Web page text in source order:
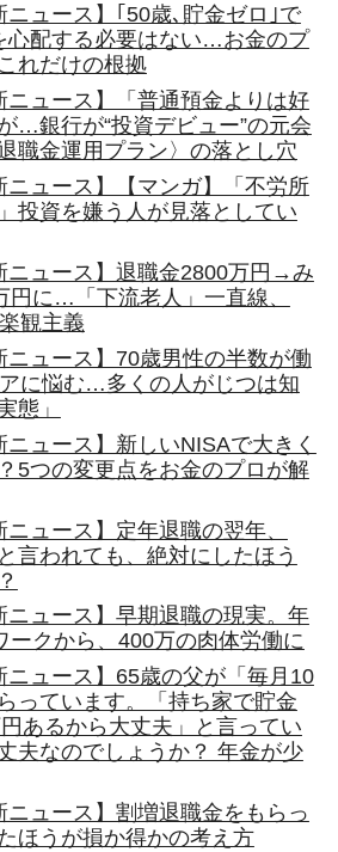
ニュース】｢50歳､貯金ゼロ｣で
心配する必要はない…お金のプ
れだけの根拠
ニュース】「普通預金よりは好
…銀行が“投資デビュー”の元会
職金運用プラン〉の落とし穴
ニュース】【マンガ】「不労所
投資を嫌う人が見落としてい
ニュース】退職金2800万円→み
円に…「下流老人」一直線、
観主義
ニュース】70歳男性の半数が働
に悩む…多くの人がじつは知
態」
ニュース】新しいNISAで大きく
5つの変更点をお金のプロが解
ニュース】定年退職の翌年、
言われても、絶対にしたほう
ニュース】早期退職の現実。年
ークから、400万の肉体労働に
ニュース】65歳の父が「毎月10
っています。「持ち家で貯金
あるから大丈夫」と言ってい
夫なのでしょうか？ 年金が少
ニュース】割増退職金をもらっ
ほうが損か得かの考え方